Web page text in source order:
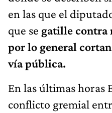
en las que el
que se gatille contra
por lo general
vía pública.
En las últimas horas
conflicto gremial